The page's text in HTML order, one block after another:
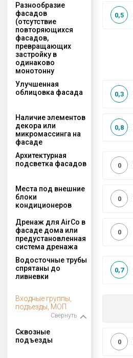
Разнообразие
фасадов
(отсутствие
повторяющихся
фасадов,
превращающих
застройку в
одинаково
монотонну
0,5
Улучшенная
облицовка фасада
0,3
Наличие элементов
декора или
микромассинга на
фасаде
0,8
Архитектурная
подсветка фасадов
0
Места под внешние
блоки
кондиционеров
0
Дренаж для AirCo в
фасаде дома или
предустановленная
система дренажа
0
Водосточные трубы
спрятаны до
ливневки
0,7
Входные группы,
подъезды, МОП
Свернуть
Сквозные
подъезды
0